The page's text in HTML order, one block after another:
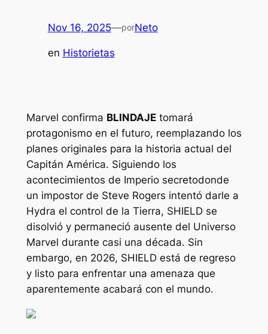
Nov 16, 2025—porNeto
en Historietas
Marvel confirma BLINDAJEtomará
protagonismo en el futuro, reemplazando los
planes originales para la historia actual del
Capitán América. Siguiendo los
acontecimientos de Imperio secretodonde
un impostor de Steve Rogers intentó darle a
Hydra el control de la Tierra, SHIELD se
disolvió y permaneció ausente del Universo
Marvel durante casi una década. Sin
embargo, en 2026, SHIELD está de regreso
y listo para enfrentar una amenaza que
aparentemente acabará con el mundo.